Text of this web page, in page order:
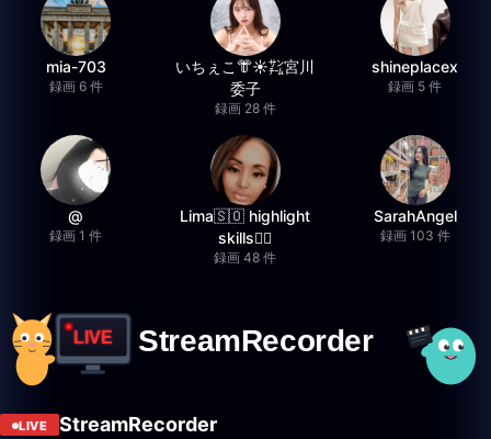
mia-703
録画 6 件
いちぇこ👘☀️㌠宮川
委子
録画 28 件
shineplacex
録画 5 件
@
録画 1 件
Lima🇸🇴 highlight
skills✌🏽
録画 48 件
SarahAngel
録画 103 件
LIVE StreamRecorder